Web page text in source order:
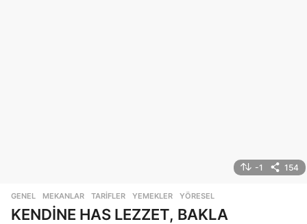
-1 154
GENEL ,MEKANLAR ,TARIFLER ,YEMEKLER ,YÖRESEL
KENDİNE HAS LEZZET, BAKLA